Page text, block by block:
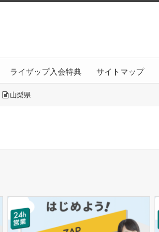
ライザップ入会特典 サイトマップ
山梨県